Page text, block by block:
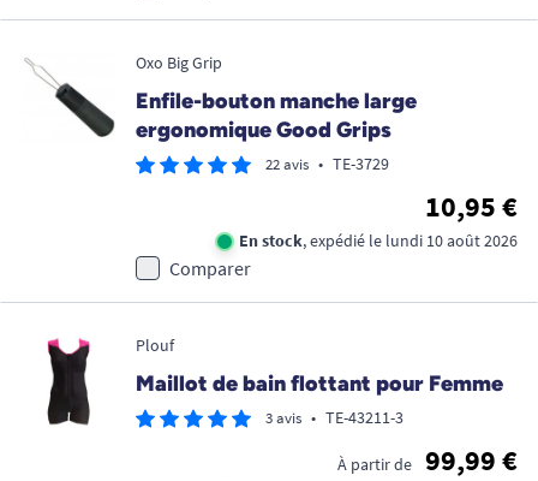
Oxo Big Grip
Enfile-bouton manche large
ergonomique Good Grips
22 avis • TE-3729
10,95 €
En stock, expédié le lundi 10 août 2026
Comparer
Plouf
Maillot de bain flottant pour Femme
3 avis • TE-43211-3
À partir de 99,99 €